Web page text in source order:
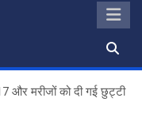
और मरीजों को दी गई छुट्टी